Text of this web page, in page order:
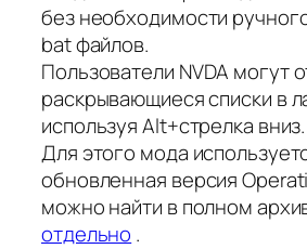
без необходимости
bat файлов.
Пользователи NVDA могут
раскрывающиеся списки в
используя Alt+стрелка вниз.
Для этого мода
обновленная версия
можно найти в полном
отдельно .